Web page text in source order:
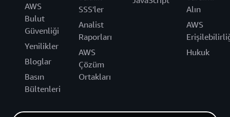
AWS
Bulut
Güvenliği
Yenilikler
Bloglar
Basın
Bültenleri
SSS'ler
Analist
Raporları
AWS
Çözüm
Ortakları
Alın
AWS
Hukuk